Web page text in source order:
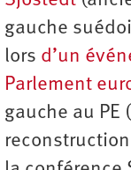
gauche
lors d’un
Parlement
gauche au PE